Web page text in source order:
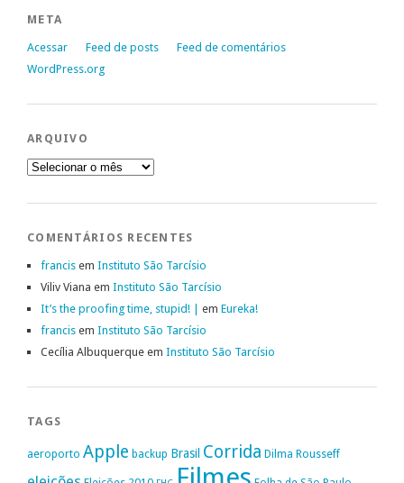
META
Acessar Feed de posts
Feed de comentários
WordPress.org
ARQUIVO
Arquivo
COMENTÁRIOS RECENTES
francis em Instituto São Tarcísio
Viliv Viana em Instituto São Tarcísio
It’s the proofing time, stupid! | em Eureka!
francis em Instituto São Tarcísio
Cecília Albuquerque em Instituto São Tarcísio
TAGS
aeroporto Apple backup Brasil Corrida Dilma Rousseff